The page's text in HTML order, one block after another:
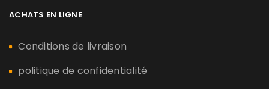
ACHATS EN LIGNE
Conditions de livraison
politique de confidentialité